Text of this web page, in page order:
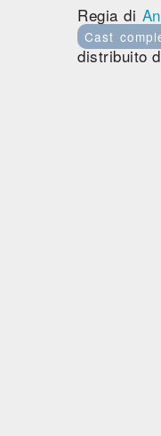
Regia di
Cast
distribuito